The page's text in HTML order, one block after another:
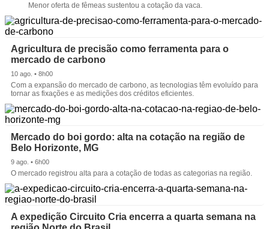
Menor oferta de fêmeas sustentou a cotação da vaca.
Agricultura de precisão como ferramenta para o
mercado de carbono
10 ago. • 8h00
Com a expansão do mercado de carbono, as tecnologias têm evoluído para
tornar as fixações e as medições dos créditos eficientes.
Mercado do boi gordo: alta na cotação na região de
Belo Horizonte, MG
9 ago. • 6h00
O mercado registrou alta para a cotação de todas as categorias na região.
A expedição Circuito Cria encerra a quarta semana na